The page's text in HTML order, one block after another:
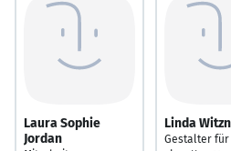
Laura Sophie
Jordan
Linda
Gestalter für